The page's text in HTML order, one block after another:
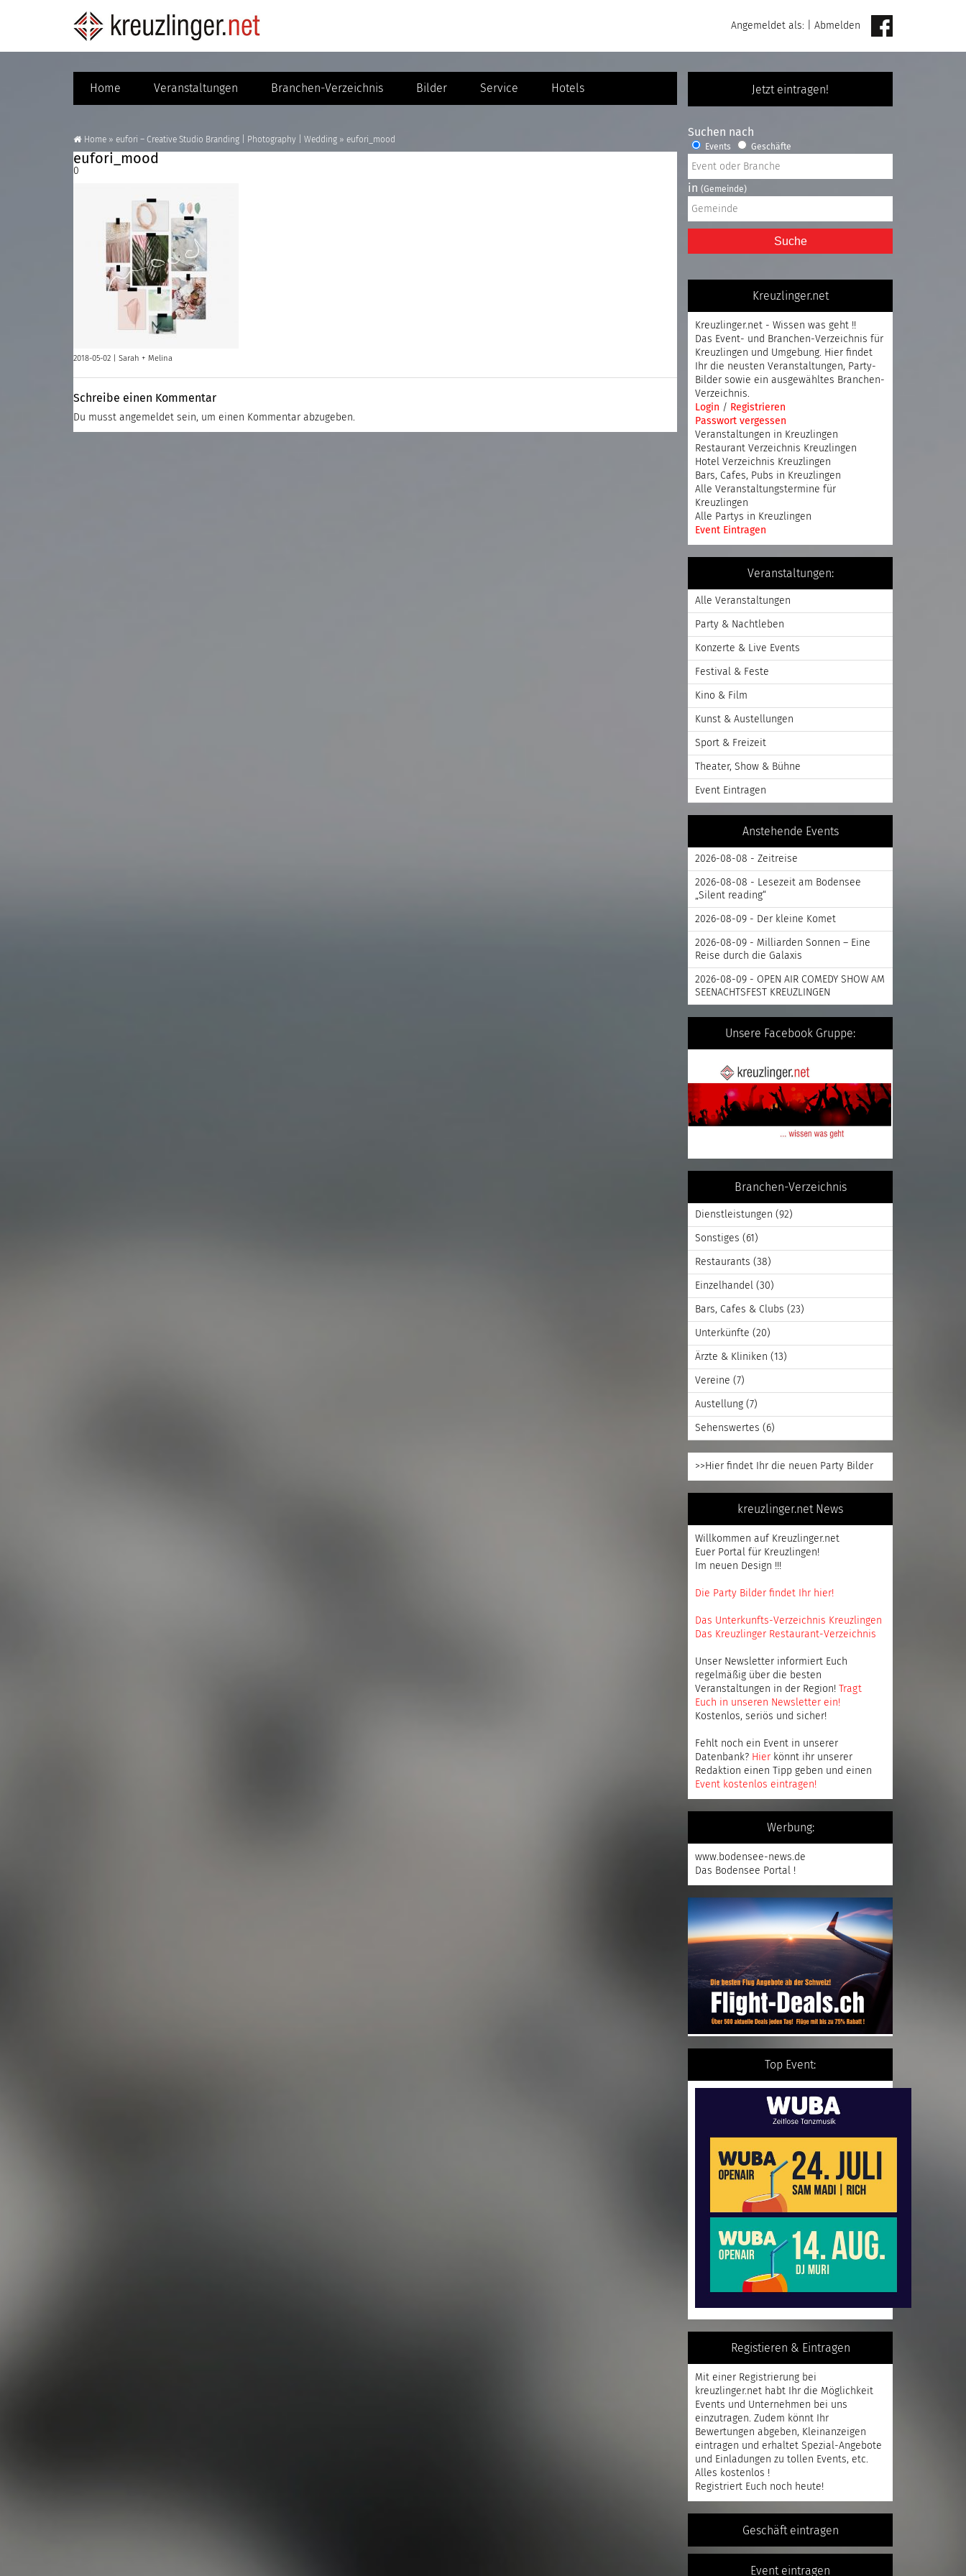
Angemeldet als: Abmelden
Jetzt eintragen!
Home Veranstaltungen Branchen-Verzeichnis Bilder Service Hotels
Home » eufori – Creative Studio Branding | Photography | Wedding » eufori_mood
eufori_mood
0
2018-05-02 | Sarah + Melina
Schreibe einen Kommentar
Du musst angemeldet sein, um einen Kommentar abzugeben.
Suchen nach
Events Geschäfte
in (Gemeinde)
Suche
Kreuzlinger.net
Kreuzlinger.net - Wissen was geht !!
Das Event- und Branchen-Verzeichnis für
Kreuzlingen und Umgebung. Hier findet
Ihr die neusten Veranstaltungen, Party-
Bilder sowie ein ausgewähltes Branchen-
Verzeichnis.
Login / Registrieren
Passwort vergessen
Veranstaltungen in Kreuzlingen
Restaurant Verzeichnis Kreuzlingen
Hotel Verzeichnis Kreuzlingen
Bars, Cafes, Pubs in Kreuzlingen
Alle Veranstaltungstermine für
Kreuzlingen
Alle Partys in Kreuzlingen
Event Eintragen
Veranstaltungen:
Alle Veranstaltungen
Party & Nachtleben
Konzerte & Live Events
Festival & Feste
Kino & Film
Kunst & Austellungen
Sport & Freizeit
Theater, Show & Bühne
Event Eintragen
Anstehende Events
2026-08-08 - Zeitreise
2026-08-08 - Lesezeit am Bodensee
„Silent reading“
2026-08-09 - Der kleine Komet
2026-08-09 - Milliarden Sonnen – Eine
Reise durch die Galaxis
2026-08-09 - OPEN AIR COMEDY SHOW AM
SEENACHTSFEST KREUZLINGEN
Unsere Facebook Gruppe:
Branchen-Verzeichnis
Dienstleistungen (92)
Sonstiges (61)
Restaurants (38)
Einzelhandel (30)
Bars, Cafes & Clubs (23)
Unterkünfte (20)
Ärzte & Kliniken (13)
Vereine (7)
Austellung (7)
Sehenswertes (6)
>>Hier findet Ihr die neuen Party Bilder
kreuzlinger.net News
Willkommen auf Kreuzlinger.net
Euer Portal für Kreuzlingen!
Im neuen Design !!!
Die Party Bilder findet Ihr hier!
Das Unterkunfts-Verzeichnis Kreuzlingen
Das Kreuzlinger Restaurant-Verzeichnis
Unser Newsletter informiert Euch
regelmäßig über die besten
Veranstaltungen in der Region! Tragt
Euch in unseren Newsletter ein!
Kostenlos, seriös und sicher!
Fehlt noch ein Event in unserer
Datenbank? Hier könnt ihr unserer
Redaktion einen Tipp geben und einen
Event kostenlos eintragen!
Werbung:
www.bodensee-news.de
Das Bodensee Portal !
Top Event:
Registieren & Eintragen
Mit einer Registrierung bei
kreuzlinger.net habt Ihr die Möglichkeit
Events und Unternehmen bei uns
einzutragen. Zudem könnt Ihr
Bewertungen abgeben, Kleinanzeigen
eintragen und erhaltet Spezial-Angebote
und Einladungen zu tollen Events, etc.
Alles kostenlos !
Registriert Euch noch heute!
Geschäft eintragen
Event eintragen